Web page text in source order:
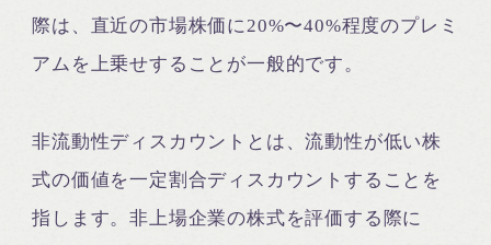
際は、直近の市場株価に20%〜40%程度のプレミ
アムを上乗せすることが一般的です。
非流動性ディスカウントとは、流動性が低い株
式の価値を一定割合ディスカウントすることを
指します。非上場企業の株式を評価する際に